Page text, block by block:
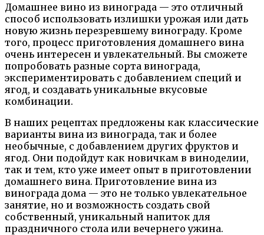
Домашнее вино из винограда — это отличный
способ использовать излишки урожая или дать
новую жизнь перезревшему винограду. Кроме
того, процесс приготовления домашнего вина
очень интересен и увлекательный. Вы сможете
попробовать разные сорта винограда,
экспериментировать с добавлением специй и
ягод, и создавать уникальные вкусовые
комбинации.
В наших рецептах предложены как классические
варианты вина из винограда, так и более
необычные, с добавлением других фруктов и
ягод. Они подойдут как новичкам в виноделии,
так и тем, кто уже имеет опыт в приготовлении
домашнего вина. Приготовление вина из
винограда дома — это не только увлекательное
занятие, но и возможность создать свой
собственный, уникальный напиток для
праздничного стола или вечернего ужина.